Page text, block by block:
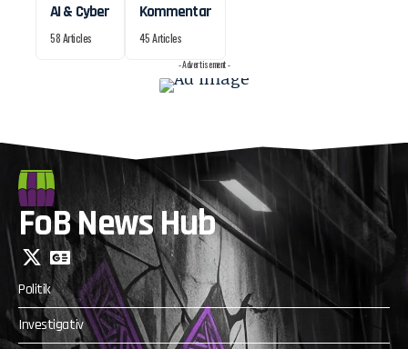
AI & Cyber
58 Articles
Kommentar
45 Articles
- Advertisement -
FoB News Hub
Politik
Investigativ